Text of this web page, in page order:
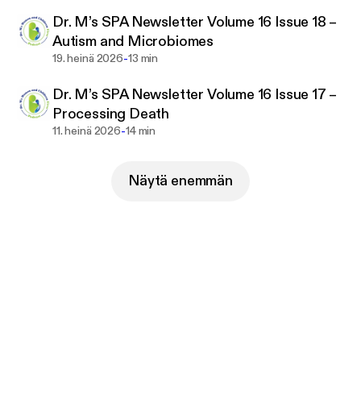
Dr. M’s SPA Newsletter Volume 16 Issue 18 –
Autism and Microbiomes
19. heinä 2026-13 min
Dr. M’s SPA Newsletter Volume 16 Issue 17 –
Processing Death
11. heinä 2026-14 min
Näytä enemmän